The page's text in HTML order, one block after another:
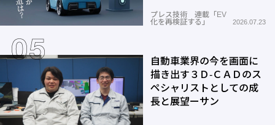
プレス技術 連載「EV
化を再検証する」
2026.07.23
自動車業界の今を画面に
描き出す３Ｄ-ＣＡＤのス
ペシャリストとしての成
長と展望ーサン